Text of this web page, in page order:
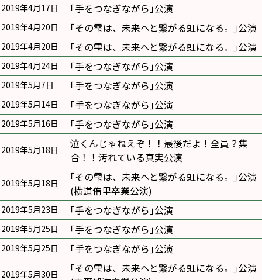
2019年4月17日 ｢手をつなぎながら｣公演
2019年4月20日 ｢その雫は、未来へと繋がる虹になる。｣公演
2019年4月20日 ｢その雫は、未来へと繋がる虹になる。｣公演
2019年4月24日 ｢手をつなぎながら｣公演
2019年5月7日 ｢手をつなぎながら｣公演
2019年5月14日 ｢手をつなぎながら｣公演
2019年5月16日 ｢手をつなぎながら｣公演
2019年5月18日
泣くんじゃねえぞ！！最後だよ！全員？集
合！！汚れている真実公演
2019年5月18日
｢その雫は、未来へと繋がる虹になる。｣公演
(横道侑里卒業公演)
2019年5月23日 ｢手をつなぎながら｣公演
2019年5月25日 ｢手をつなぎながら｣公演
2019年5月25日 ｢手をつなぎながら｣公演
2019年5月30日
｢その雫は、未来へと繋がる虹になる。｣公演